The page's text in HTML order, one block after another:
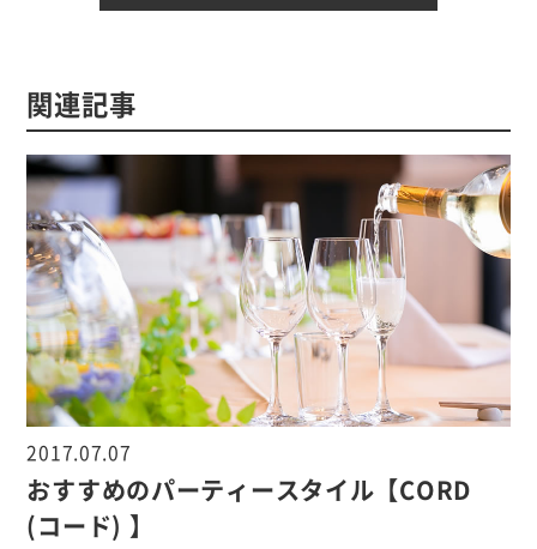
関連記事
2017.07.07
おすすめのパーティースタイル【CORD
(コード) 】